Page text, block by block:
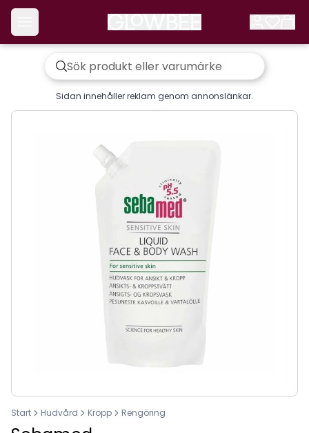
Sidan innehåller reklam genom annonslänkar.
Start Hudvård Kropp Rengöring